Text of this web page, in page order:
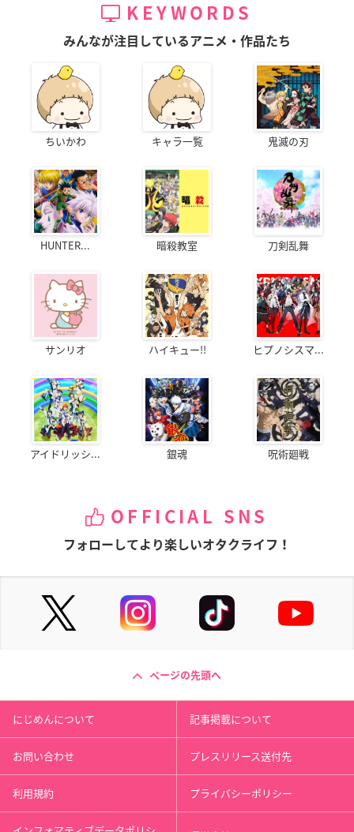
KEYWORDS
みんなが注目しているアニメ・作品たち
ちいかわ キャラ一覧 鬼滅の刃
HUNTER... 暗殺教室 刀剣乱舞
サンリオ ハイキュー!! ヒプノシスマ...
アイドリッシ... 銀魂 呪術廻戦
OFFICIAL SNS
フォローしてより楽しいオタクライフ！
ページの先頭へ
にじめんについて 記事掲載について
お問い合わせ プレスリリース送付先
利用規約 プライバシーポリシー